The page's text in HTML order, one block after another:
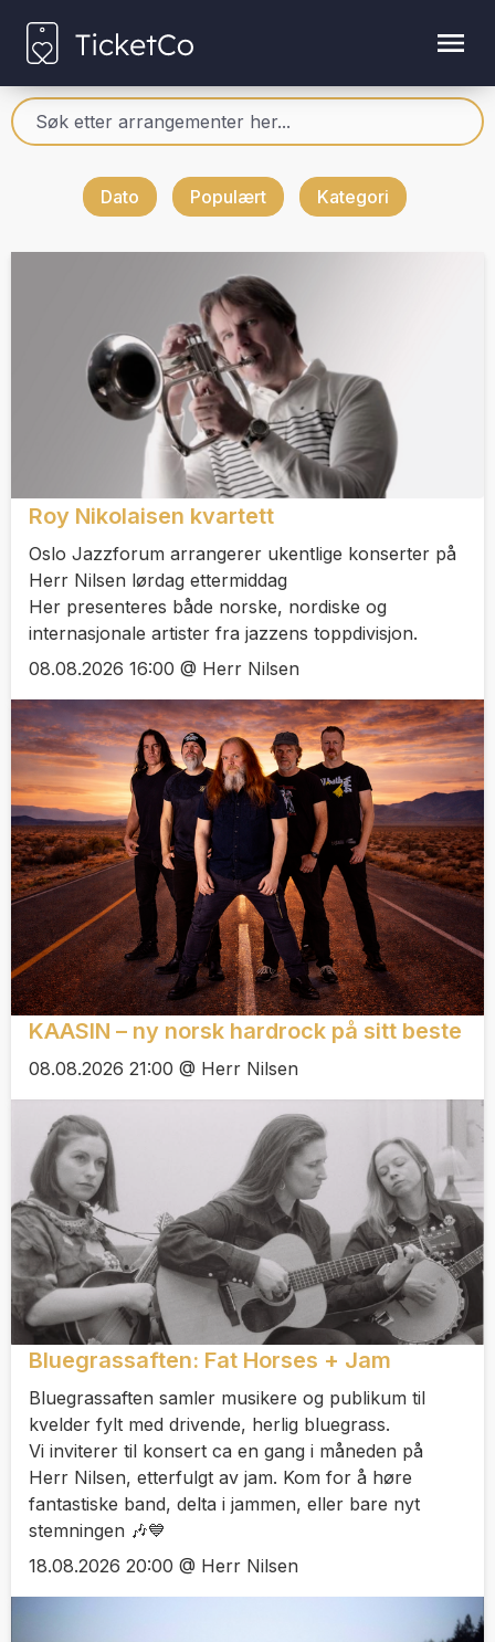
Dato Populært Kategori
Roy Nikolaisen kvartett
Oslo Jazzforum arrangerer ukentlige konserter på
Herr Nilsen lørdag ettermiddag
Her presenteres både norske, nordiske og
internasjonale artister fra jazzens toppdivisjon.
08.08.2026 16:00 @ Herr Nilsen
KAASIN – ny norsk hardrock på sitt beste
08.08.2026 21:00 @ Herr Nilsen
Bluegrassaften: Fat Horses + Jam
Bluegrassaften samler musikere og publikum til
kvelder fylt med drivende, herlig bluegrass.
Vi inviterer til konsert ca en gang i måneden på
Herr Nilsen, etterfulgt av jam. Kom for å høre
fantastiske band, delta i jammen, eller bare nyt
stemningen 🎶💙
18.08.2026 20:00 @ Herr Nilsen